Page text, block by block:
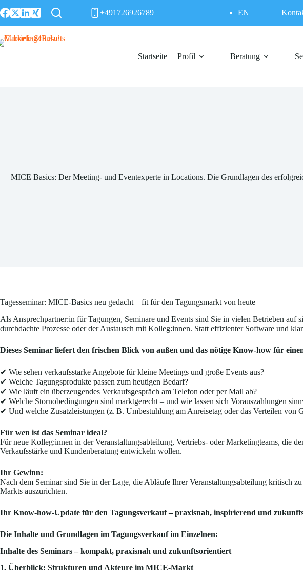
Inhalt
+491726926789 EN
Startseite Profil Beratung
MICE Basics: Der Meeting- und Eventexperte in Locations. Die Grundlagen des
Tagesseminar: MICE-Basics neu gedacht – fit für den Tagungsmarkt von heute
Als Ansprechpartner:in für Tagungen, Seminare und Events sind Sie in vielen Betrieben
durchdachte Prozesse oder der Austausch mit Kolleg:innen. Statt effizienter Software und
Dieses Seminar liefert den frischen Blick von außen und das nötige Know-how für
✔ Wie sehen verkaufsstarke Angebote für kleine Meetings und große Events aus?
✔ Welche Tagungsprodukte passen zum heutigen Bedarf?
✔ Wie läuft ein überzeugendes Verkaufsgespräch am Telefon oder per Mail ab?
✔ Welche Stornobedingungen sind marktgerecht – und wie lassen sich Vorauszahlungen
✔ Und welche Zusatzleistungen (z. B. Umbestuhlung am Anreisetag oder das Verteilen von
Für wen ist das Seminar ideal?
Für neue Kolleg:innen in der Veranstaltungsabteilung, Vertriebs- oder Marketingteams, die
Verkaufsstärke und Kundenberatung entwickeln wollen.
Ihr Gewinn:
Nach dem Seminar sind Sie in der Lage, die Abläufe Ihrer Veranstaltungsabteilung kritisch
Markts auszurichten.
Ihr Know-how-Update für den Tagungsverkauf – praxisnah, inspirierend und
Die Inhalte und Grundlagen im Tagungsverkauf im Einzelnen:
Inhalte des Seminars – kompakt, praxisnah und zukunftsorientiert
1. Überblick: Strukturen und Akteure im MICE-Markt